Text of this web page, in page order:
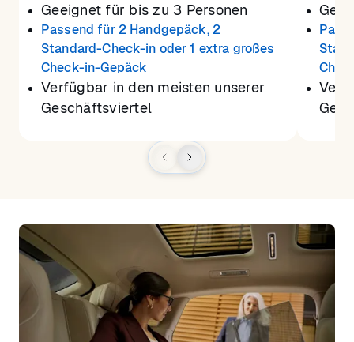
Geeignet für bis zu 3 Personen
Passend für 2 Handgepäck, 2
Standard-Check-in oder 1 extra großes
Check-in-Gepäck
Verfügbar in den meisten unserer
Geschäftsviertel